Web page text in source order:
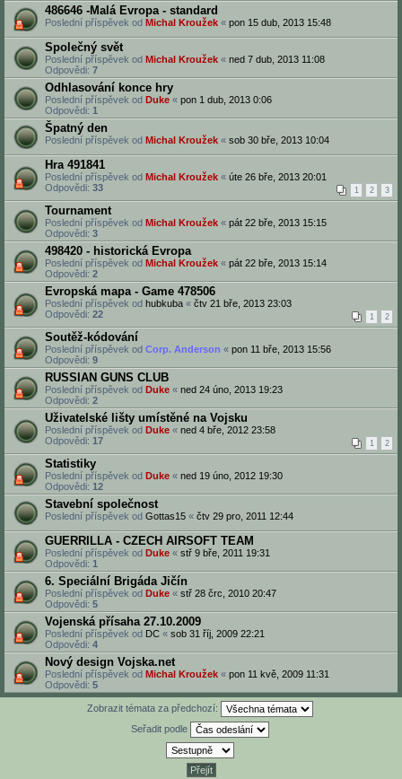
486646 -Malá Evropa - standard
Poslední příspěvek od Michal Kroužek « pon 15 dub, 2013 15:48
Společný svět
Poslední příspěvek od Michal Kroužek « ned 7 dub, 2013 11:08
Odpovědi: 7
Odhlasování konce hry
Poslední příspěvek od Duke « pon 1 dub, 2013 0:06
Odpovědi: 1
Špatný den
Poslední příspěvek od Michal Kroužek « sob 30 bře, 2013 10:04
Hra 491841
Poslední příspěvek od Michal Kroužek « úte 26 bře, 2013 20:01
Odpovědi: 33 1 2 3
Tournament
Poslední příspěvek od Michal Kroužek « pát 22 bře, 2013 15:15
Odpovědi: 3
498420 - historická Evropa
Poslední příspěvek od Michal Kroužek « pát 22 bře, 2013 15:14
Odpovědi: 2
Evropská mapa - Game 478506
Poslední příspěvek od hubkuba « čtv 21 bře, 2013 23:03
Odpovědi: 22 1 2
Soutěž-kódování
Poslední příspěvek od Corp. Anderson « pon 11 bře, 2013 15:56
Odpovědi: 9
RUSSIAN GUNS CLUB
Poslední příspěvek od Duke « ned 24 úno, 2013 19:23
Odpovědi: 2
Uživatelské lišty umístěné na Vojsku
Poslední příspěvek od Duke « ned 4 bře, 2012 23:58
Odpovědi: 17 1 2
Statistiky
Poslední příspěvek od Duke « ned 19 úno, 2012 19:30
Odpovědi: 12
Stavební společnost
Poslední příspěvek od Gottas15 « čtv 29 pro, 2011 12:44
GUERRILLA - CZECH AIRSOFT TEAM
Poslední příspěvek od Duke « stř 9 bře, 2011 19:31
Odpovědi: 1
6. Speciální Brigáda Jičín
Poslední příspěvek od Duke « stř 28 črc, 2010 20:47
Odpovědi: 5
Vojenská přísaha 27.10.2009
Poslední příspěvek od DC « sob 31 říj, 2009 22:21
Odpovědi: 4
Nový design Vojska.net
Poslední příspěvek od Michal Kroužek « pon 11 kvě, 2009 11:31
Odpovědi: 5
Zobrazit témata za předchozí:
Seřadit podle